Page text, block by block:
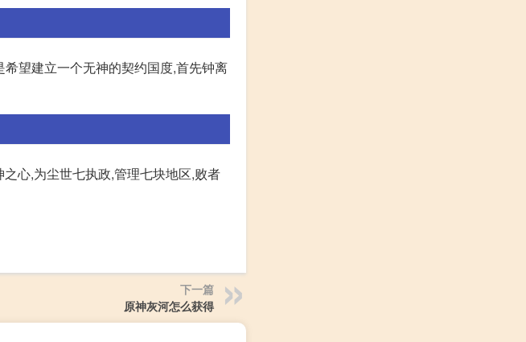
望建立一个无神的契约国度,首先钟离
心,为尘世七执政,管理七块地区,败者
下一篇
原神灰河怎么获得